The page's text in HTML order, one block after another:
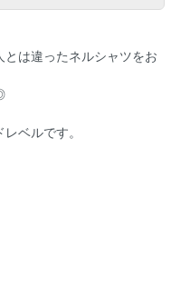
は違ったネルシャツをお
ベルです。